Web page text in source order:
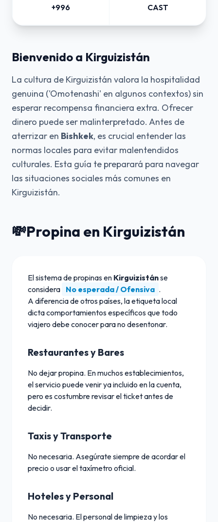
+996 CAST
Bienvenido a Kirguizistán
La cultura de Kirguizistán valora la hospitalidad
genuina ('Omotenashi' en algunos contextos) sin
esperar recompensa financiera extra. Ofrecer
dinero puede ser malinterpretado. Antes de
aterrizar en Bishkek, es crucial entender las
normas locales para evitar malentendidos
culturales. Esta guía te preparará para navegar
las situaciones sociales más comunes en
Kirguizistán.
💸Propina en Kirguizistán
El sistema de propinas en Kirguizistánse
considera No esperada / Ofensiva .
A diferencia de otros países, la etiqueta local
dicta comportamientos específicos que todo
viajero debe conocer para no desentonar.
Restaurantes y Bares
No dejar propina. En muchos establecimientos,
el servicio puede venir ya incluido en la cuenta,
pero es costumbre revisar el ticket antes de
decidir.
Taxis y Transporte
No necesaria. Asegúrate siempre de acordar el
precio o usar el taxímetro oficial.
Hoteles y Personal
No necesaria. El personal de limpieza y los